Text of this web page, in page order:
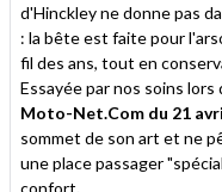
d'Hinckley ne donne pas
: la bête est faite pour
fil des ans, tout en
Essayée par nos soins
Moto-Net.Com du 21
sommet de son art et ne
une place passager
confort.